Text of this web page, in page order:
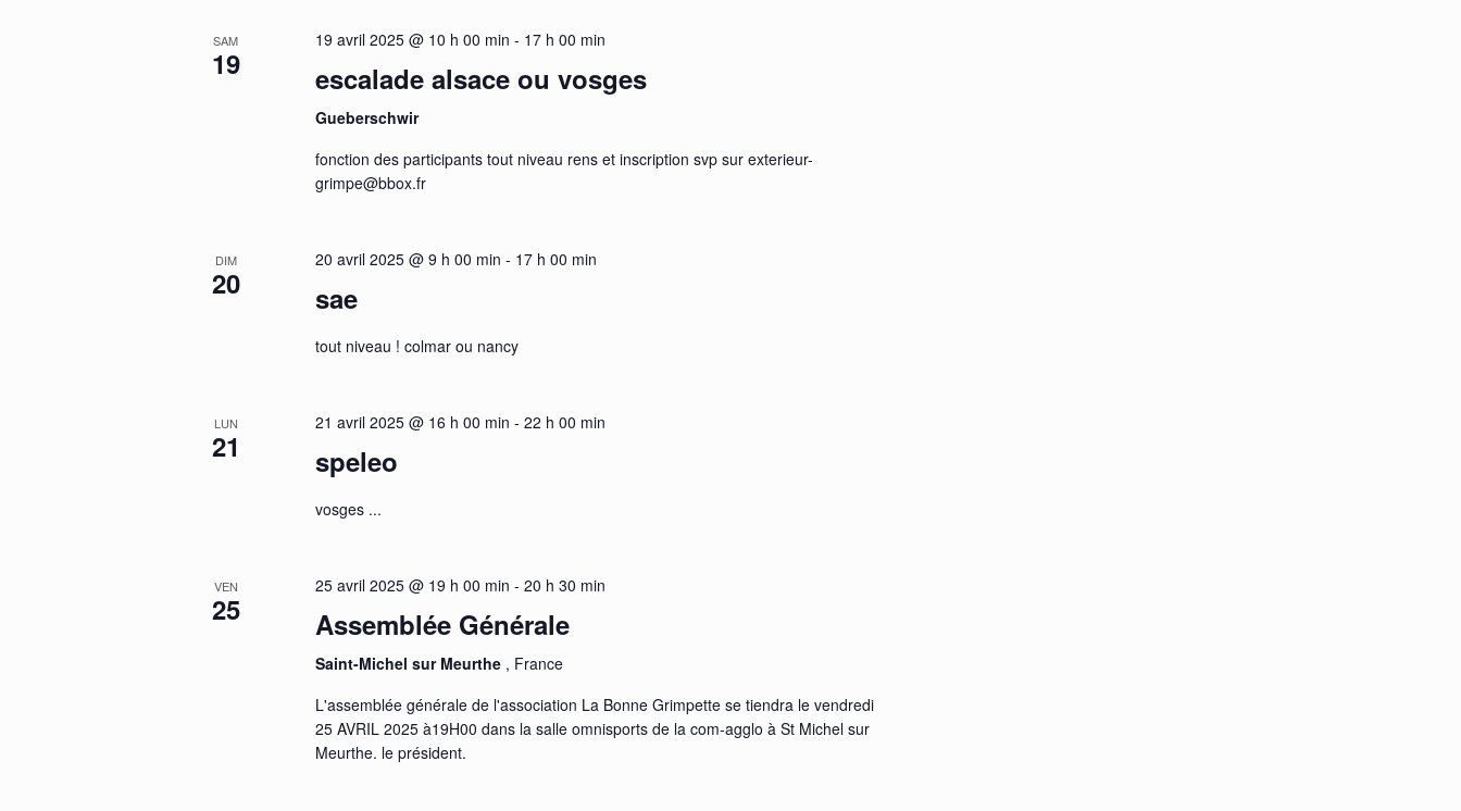
SAM
19
19 avril 2025 @ 10 h 00 min - 17 h 00 min
escalade alsace ou vosges
Gueberschwir
fonction des participants tout niveau rens et inscription svp sur exterieur-
grimpe@bbox.fr
DIM
20
20 avril 2025 @ 9 h 00 min - 17 h 00 min
sae
tout niveau ! colmar ou nancy
LUN
21
21 avril 2025 @ 16 h 00 min - 22 h 00 min
speleo
vosges ...
VEN
25
25 avril 2025 @ 19 h 00 min - 20 h 30 min
Assemblée Générale
Saint-Michel sur Meurthe , France
L'assemblée générale de l'association La Bonne Grimpette se tiendra le vendredi
25 AVRIL 2025 à19H00 dans la salle omnisports de la com-agglo à St Michel sur
Meurthe. le président.